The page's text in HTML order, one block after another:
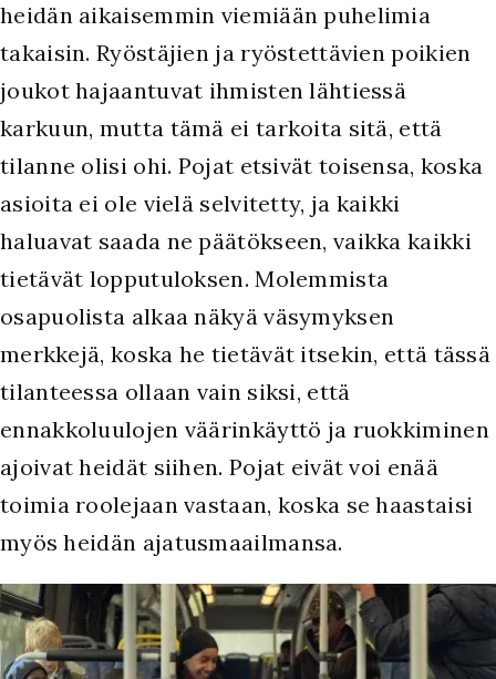
heidän aikaisemmin viemiään puhelimia
takaisin. Ryöstäjien ja ryöstettävien poikien
joukot hajaantuvat ihmisten lähtiessä
karkuun, mutta tämä ei tarkoita sitä, että
tilanne olisi ohi. Pojat etsivät toisensa, koska
asioita ei ole vielä selvitetty, ja kaikki
haluavat saada ne päätökseen, vaikka kaikki
tietävät lopputuloksen. Molemmista
osapuolista alkaa näkyä väsymyksen
merkkejä, koska he tietävät itsekin, että tässä
tilanteessa ollaan vain siksi, että
ennakkoluulojen väärinkäyttö ja ruokkiminen
ajoivat heidät siihen. Pojat eivät voi enää
toimia roolejaan vastaan, koska se haastaisi
myös heidän ajatusmaailmansa.